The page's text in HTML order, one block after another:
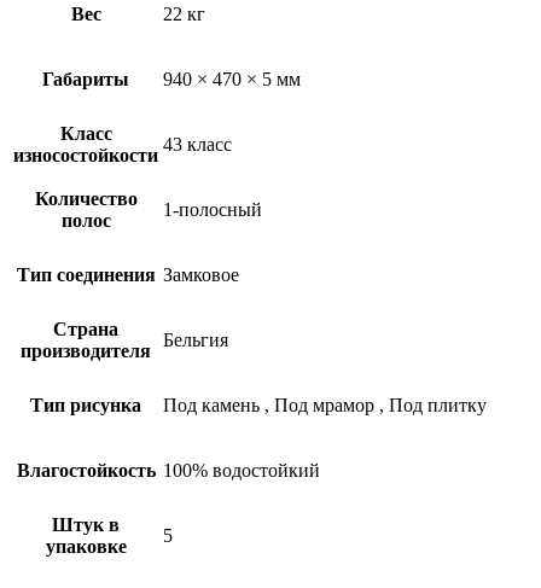
Вес 22 кг
Габариты 940 × 470 × 5 мм
Класс
износостойкости
43 класс
Количество
полос
1-полосный
Тип соединения Замковое
Страна
производителя
Бельгия
Тип рисунка Под камень , Под мрамор , Под плитку
Влагостойкость 100% водостойкий
Штук в
упаковке
5